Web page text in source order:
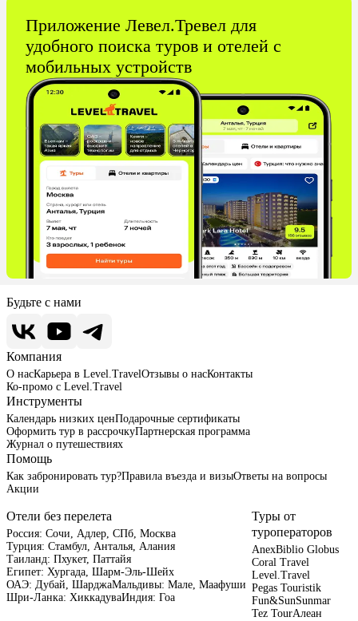
Приложение Левел.Тревел для
удобного поиска туров и отелей с
мобильных устройств
Будьте с нами
Компания
О насКарьера в Level.TravelОтзывы о насКонтакты
Ко-промо с Level.Travel
Инструменты
Календарь низких ценПодарочные сертификаты
Оформить тур в рассрочкуПартнерская программа
Журнал о путешествиях
Помощь
Как забронировать тур?Правила въезда и визыОтветы на вопросы
Акции
Отели без перелета
Россия: Сочи, Адлер, СПб, Москва
Турция: Стамбул, Анталья, Алания
Таиланд: Пхукет, Паттайя
Египет: Хургада, Шарм-Эль-Шейх
ОАЭ: Дубай, ШарджаМальдивы: Мале, Маафуши
Шри-Ланка: ХиккадуваИндия: Гоа
Туры от
туроператоров
AnexBiblio Globus
Coral Travel
Level.Travel
Pegas Touristik
Fun&SunSunmar
Tez TourАлеан